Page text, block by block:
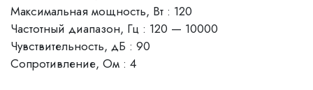
Максимальная мощность, Вт : 120
Частотный диапазон, Гц : 120 — 10000
Чувствительность, дБ : 90
Сопротивление, Ом : 4